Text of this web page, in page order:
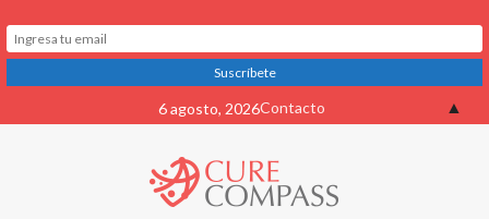
al
6 agosto, 2026Contacto ▲